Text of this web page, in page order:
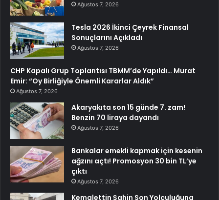
Ağustos 7, 2026
Tesla 2026 İkinci Çeyrek Finansal
Sonuçlarını Açıkladı
Ağustos 7, 2026
CHP Kapalı Grup Toplantısı TBMM’de Yapıldı… Murat
Emir: “Oy Birliğiyle Önemli Kararlar Aldık”
Ağustos 7, 2026
Akaryakıta son 15 günde 7. zam!
Benzin 70 liraya dayandı
Ağustos 7, 2026
Bankalar emekli kapmak için kesenin
ağzını açtı! Promosyon 30 bin TL’ye
çıktı
Ağustos 7, 2026
Kemalettin Şahin Son Yolculuğuna